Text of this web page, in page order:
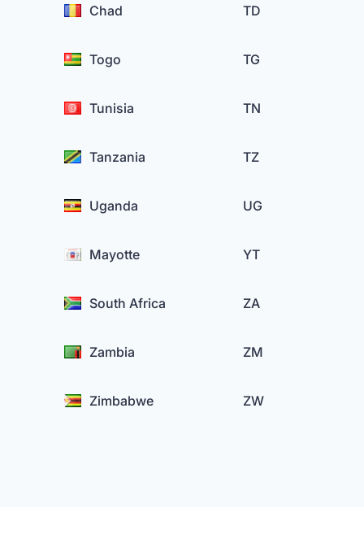
Chad TD
Togo TG
Tunisia TN
Tanzania TZ
Uganda UG
Mayotte YT
South Africa ZA
Zambia ZM
Zimbabwe ZW